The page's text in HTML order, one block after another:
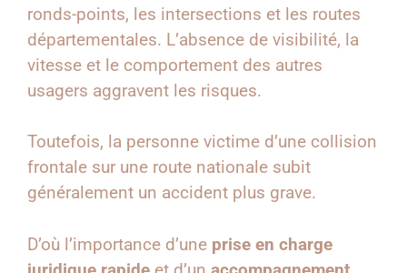
ronds-points, les intersections et les routes
départementales. L’absence de visibilité, la
vitesse et le comportement des autres
usagers aggravent les risques.
Toutefois, la personne victime d’une collision
frontale sur une route nationale subit
généralement un accident plus grave.
D’où l’importance d’une prise en charge